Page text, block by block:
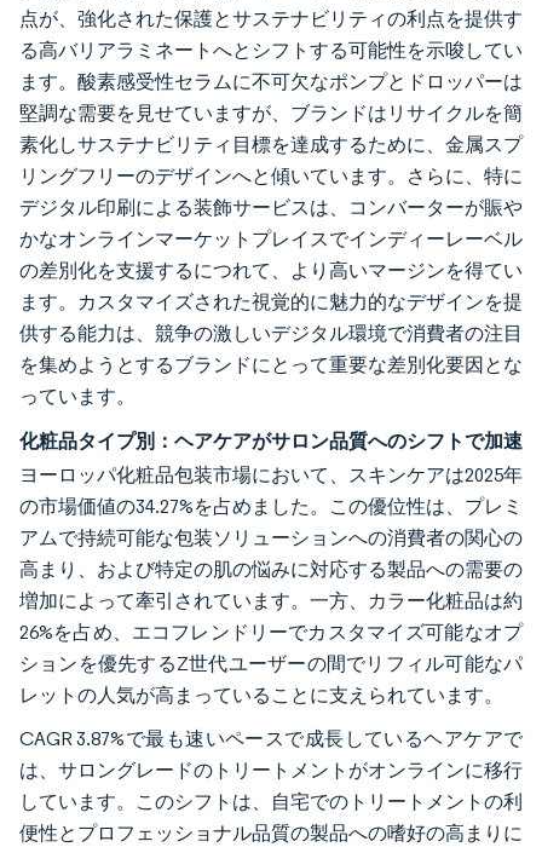
点が、強化された保護とサステナビリティの利点を提供す
る高バリアラミネートへとシフトする可能性を示唆してい
ます。酸素感受性セラムに不可欠なポンプとドロッパーは
堅調な需要を見せていますが、ブランドはリサイクルを簡
素化しサステナビリティ目標を達成するために、金属スプ
リングフリーのデザインへと傾いています。さらに、特に
デジタル印刷による装飾サービスは、コンバーターが賑や
かなオンラインマーケットプレイスでインディーレーベル
の差別化を支援するにつれて、より高いマージンを得てい
ます。カスタマイズされた視覚的に魅力的なデザインを提
供する能力は、競争の激しいデジタル環境で消費者の注目
を集めようとするブランドにとって重要な差別化要因とな
っています。
化粧品タイプ別：ヘアケアがサロン品質へのシフトで加速
ヨーロッパ化粧品包装市場において、スキンケアは2025年
の市場価値の34.27%を占めました。この優位性は、プレミ
アムで持続可能な包装ソリューションへの消費者の関心の
高まり、および特定の肌の悩みに対応する製品への需要の
増加によって牽引されています。一方、カラー化粧品は約
26%を占め、エコフレンドリーでカスタマイズ可能なオプ
ションを優先するZ世代ユーザーの間でリフィル可能なパ
レットの人気が高まっていることに支えられています。
CAGR 3.87%で最も速いペースで成長しているヘアケアで
は、サロングレードのトリートメントがオンラインに移行
しています。このシフトは、自宅でのトリートメントの利
便性とプロフェッショナル品質の製品への嗜好の高まりに